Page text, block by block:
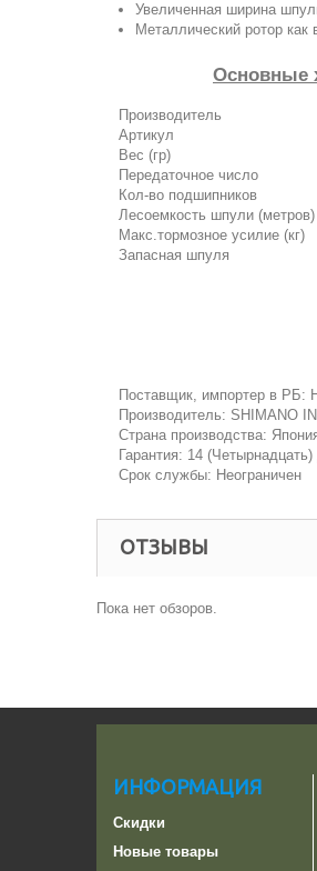
Увеличенная ширина
Металлический ротор
Основные
Производитель
Артикул
Вес (гр)
Передаточное
Кол-во
Лесоемкость шпули
Макс.тормозное
Запасная
Поставщик, импортер в
Производитель: SHIMANO
Страна производства:
Гарантия: 14
Срок службы: Неограничен
ОТЗЫВЫ
Пока нет обзоров.
ИНФОРМАЦИЯ
Скидки
Новые товары